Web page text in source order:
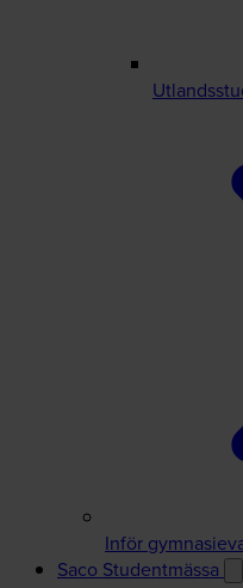
Inför
Saco Studentmässa